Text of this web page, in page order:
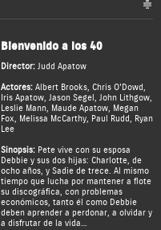
Bienvenido a los 40
Director: Judd Apatow
Actores: Albert Brooks, Chris O'Dowd,
Iris Apatow, Jason Segel , John Lithgow,
Leslie Mann, Maude Apatow, Megan
Fox, Melissa McCarthy, Paul Rudd, Ryan
Lee
Sinopsis:Pete vive con su esposa
Debbie y sus dos hijas: Charlotte, de
ocho años, y Sadie de trece. Al mismo
tiempo que lucha por mantener a flote
su discográfica, con problemas
económicos, tanto él como Debbie
deben aprender a perdonar, a olvidar y
a disfrutar de la vida…